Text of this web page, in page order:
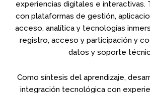
experiencias digitales e interactivas.
con plataformas de gestión,
acceso, analítica y tecnologías
registro, acceso y participación y
datos y soporte
Como síntesis del aprendizaje,
integración tecnológica con